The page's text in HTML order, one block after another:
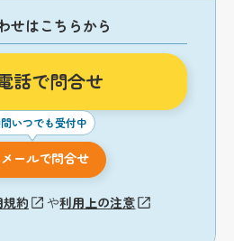
せはこちらから
話で問合せ
いつでも受付中
メールで問合せ
約 や利用上の注意